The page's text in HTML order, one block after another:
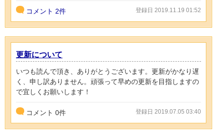
コメント 2件 登録日 2019.11.19 01:52
更新について
いつも読んで頂き、ありがとうございます。更新がかなり遅
く、申し訳ありません。頑張って早めの更新を目指しますの
で宜しくお願いします！
コメント 0件 登録日 2019.07.05 03:40